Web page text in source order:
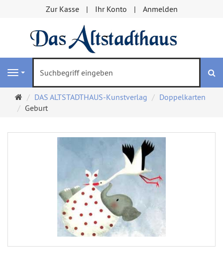
Zur Kasse Ihr Konto Anmelden
Navigation
Startseite
DAS ALTSTADTHAUS-Kunstverlag
Doppelkarten
Geburt